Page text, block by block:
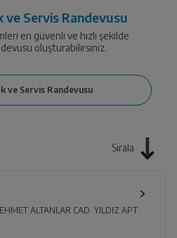
ve Servis Randevusu
en güvenli ve hızlı şekilde
oluşturabilirsiniz.
Sırala
ALTANLAR CAD. YILDIZ APT.